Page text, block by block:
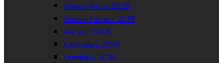
Июнь-Июль 2018
Июль-Август 2018
Август 2018
Сентябрь 2018
Октябрь 2018